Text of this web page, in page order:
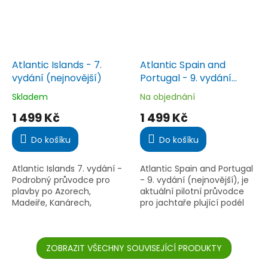
Atlantic Islands - 7.
vydání (nejnovější)
Průměrné
hodnocení
produktu
je
5,0
5
hvězdiček.
Skladem
1 499 Kč
Do košíku
Atlantic Islands 7. vydání -
Podrobný průvodce pro
plavby po Azorech,
Madeiře, Kanárech,
atlantických přeplavbách.
Atlantic Spain and
Portugal - 9. vydání
(nejnovější)
Průměrné
hodnocení
produktu
je
5,0
5
hvězdiček.
Na objednání
1 499 Kč
Do košíku
Atlantic Spain and Portugal
- 9. vydání (nejnovější), je
aktuální pilotní průvodce
pro jachtaře plující podél
vydání nabízí...
ZOBRAZIT VŠECHNY SOUVISEJÍCÍ PRODUKTY